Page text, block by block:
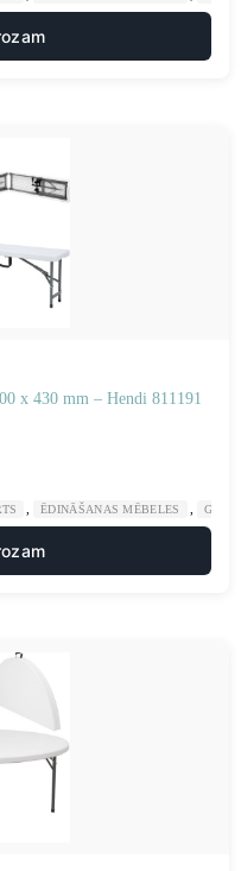
x 430 mm – Hendi 811191
ĒDINĀŠANAS MĒBELES